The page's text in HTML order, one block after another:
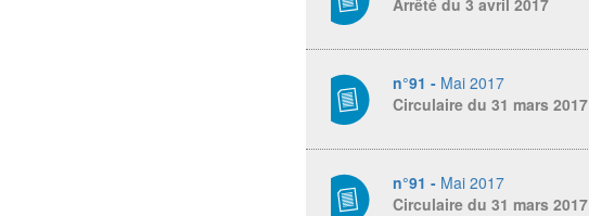
n°91 - Mai 2017
Circulaire du 31 mars 2017
n°91 - Mai 2017
Circulaire du 31 mars 2017